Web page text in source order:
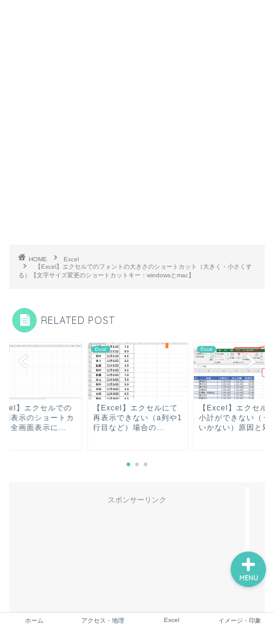
HOME
Excel
【Excel】エクセルでのフォントの大きさのショートカット（大きく・小さくす
る）【文字サイズ変更のショートカットキー：windowsとmac】
RELATED POST
】エクセルでの
面表示のショートカ
【全画面表示に...
Excel
【Excel】エクセルにて
再表示できない（a列や1
行目など）場合の...
Excel
【Excel】エクセル
小計ができない（う
いかない）原因と対
スポンサーリンク
ホーム アクセス・地理 Excel イメージ・印象
MENU
ホーム